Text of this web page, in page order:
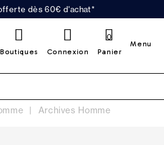
dès 60€ d'achat*
Boutiques Connexion Panier
0
Menu
Archives Homme